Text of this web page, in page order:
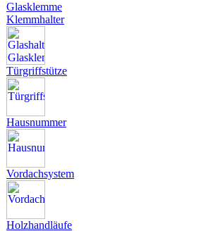
Glasklemme
Klemmhalter
Türgriffstütze
Hausnummer
Vordachsystem
Holzhandläufe